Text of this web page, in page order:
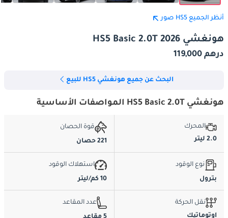
أنظر الجميع HS5 صور
هونغشي HS5 Basic 2.0T 2026
درهم 119,000
البحث عن جميع هونغشي HS5 للبيع
هونغشي HS5 Basic 2.0T المواصفات الأساسية
المحرك
2.0 ليتر
قوة الحصان
221 حصان
نوع الوقود
بترول
استهلاك الوقود
10 كم/ليتر
نقل الحركة
اوتوماتيك
عدد المقاعد